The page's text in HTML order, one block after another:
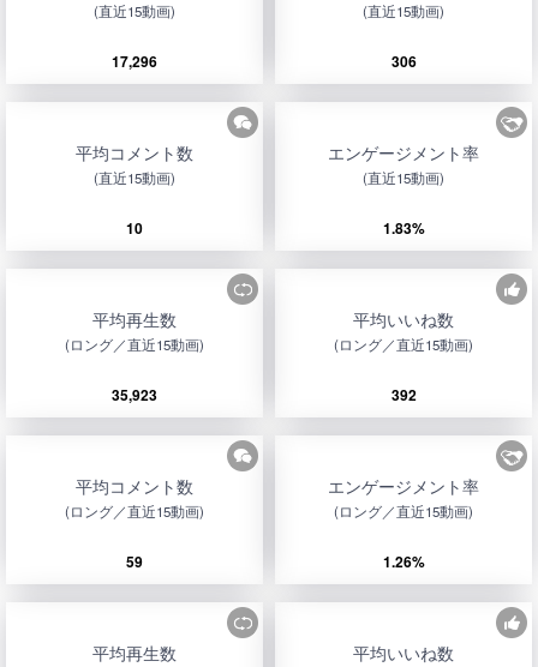
(直近15動画)
17,296
(直近15動画)
306
平均コメント数
(直近15動画)
10
エンゲージメント率
(直近15動画)
1.83%
平均再生数
(ロング／直近15動画)
35,923
平均いいね数
(ロング／直近15動画)
392
平均コメント数
(ロング／直近15動画)
59
エンゲージメント率
(ロング／直近15動画)
1.26%
平均再生数 平均いいね数